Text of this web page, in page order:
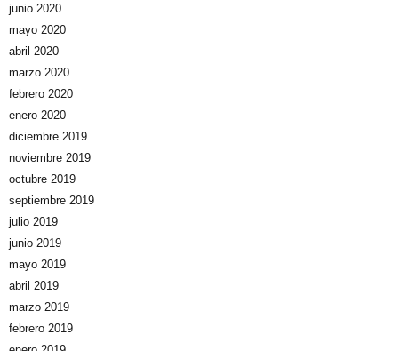
junio 2020
mayo 2020
abril 2020
marzo 2020
febrero 2020
enero 2020
diciembre 2019
noviembre 2019
octubre 2019
septiembre 2019
julio 2019
junio 2019
mayo 2019
abril 2019
marzo 2019
febrero 2019